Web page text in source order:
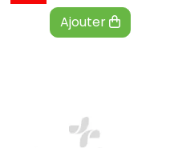
Ajouter